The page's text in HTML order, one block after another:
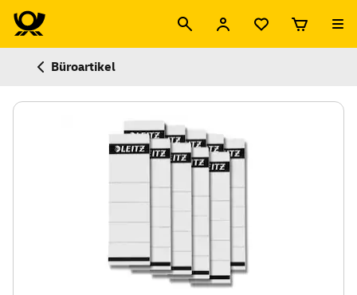
Büroartikel